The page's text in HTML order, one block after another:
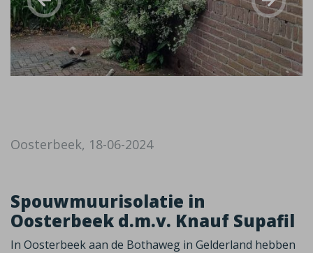
Oosterbeek, 18-06-2024
Spouwmuurisolatie in
Oosterbeek d.m.v. Knauf Supafil
In Oosterbeek aan de Bothaweg in Gelderland hebben